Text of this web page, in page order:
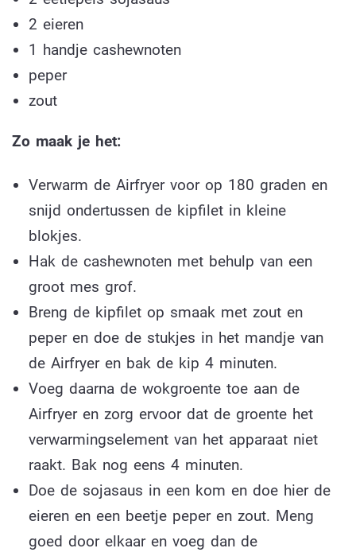
2 eieren
1 handje cashewnoten
peper
zout
Zo maak je het:
Verwarm de Airfryer voor op 180 graden en
snijd ondertussen de kipfilet in kleine
blokjes.
Hak de cashewnoten met behulp van een
groot mes grof.
Breng de kipfilet op smaak met zout en
peper en doe de stukjes in het mandje van
de Airfryer en bak de kip 4 minuten.
Voeg daarna de wokgroente toe aan de
Airfryer en zorg ervoor dat de groente het
verwarmingselement van het apparaat niet
raakt. Bak nog eens 4 minuten.
Doe de sojasaus in een kom en doe hier de
eieren en een beetje peper en zout. Meng
goed door elkaar en voeg dan de